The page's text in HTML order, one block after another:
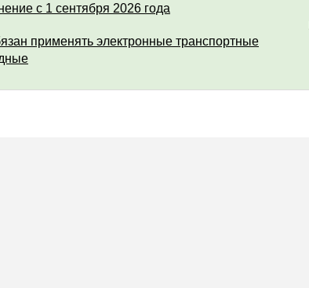
с 1 сентября 2026 года
применять электронные транспортные